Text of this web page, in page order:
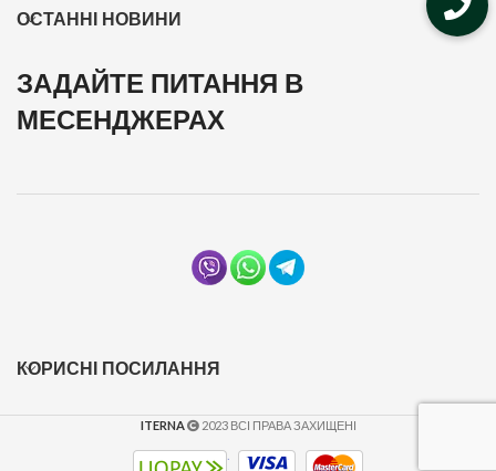
ОСТАННІ НОВИНИ
ЗАДАЙТЕ ПИТАННЯ В
МЕСЕНДЖЕРАХ
КОРИСНІ ПОСИЛАННЯ
ITERNA 2023 ВСІ ПРАВА ЗАХИЩЕНІ